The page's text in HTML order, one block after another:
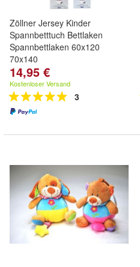
Zöllner Jersey Kinder
Spannbetttuch Bettlaken
Spannbettlaken 60x120
70x140
14,95 €
Kostenloser Versand
3